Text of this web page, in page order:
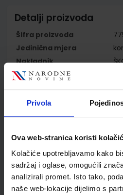
Privola
Ova web-stranica koristi
Kolačiće upotrebljavamo kako
sadržaj i oglase, omogućili
analizirali promet. Isto tako,
naše web-lokacije dijelimo s
Detalji proizvoda
Šifra proizvoda
Jedinična mjera
Nakladnik
Autor
Školski razred
Vrsta školske knjige
Reg br min